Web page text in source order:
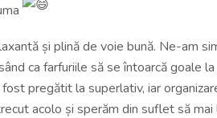
și plină de voie bună. Ne-am
ca farfuriile să se întoarcă goale la
pregătit la superlativ, iar
acolo și sperăm din suflet să mai